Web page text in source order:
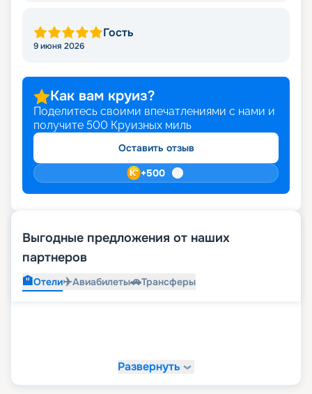
Гость
9 июня 2026
Как вам круиз?
Поделитесь своими впечатлениями с нами и
получите 500 Круизных миль
Оставить отзыв
+500
Выгодные предложения от наших
партнеров
🏨Отели✈️Авиабилеты🚗Трансферы
Развернуть